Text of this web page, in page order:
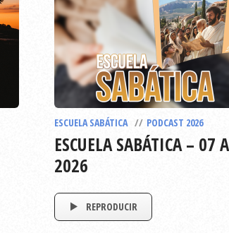
ESCUELA SABÁTICA PODCAST 2026
ESCUELA SABÁTICA – 07
2026
REPRODUCIR